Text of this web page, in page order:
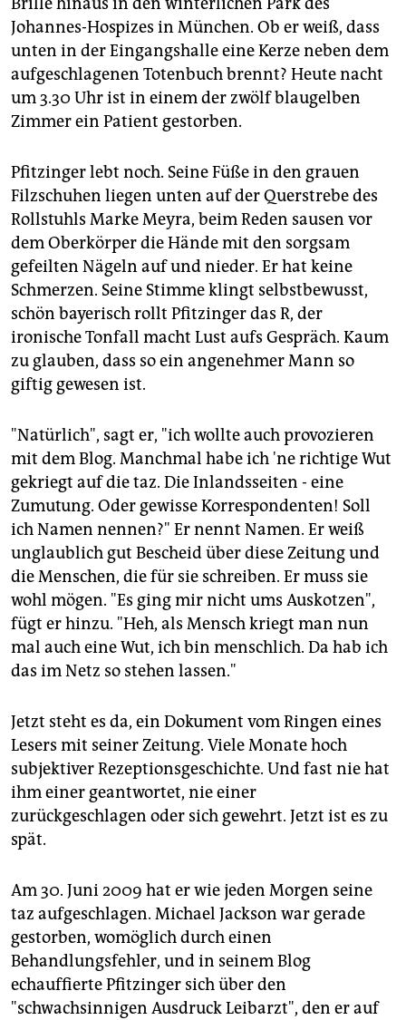
Johannes-Hospizes in München. Ob er weiß, dass
unten in der Eingangshalle eine Kerze neben dem
aufgeschlagenen Totenbuch brennt? Heute nacht
um 3.30 Uhr ist in einem der zwölf blaugelben
Zimmer ein Patient gestorben.
Pfitzinger lebt noch. Seine Füße in den grauen
Filzschuhen liegen unten auf der Querstrebe des
Rollstuhls Marke Meyra, beim Reden sausen vor
dem Oberkörper die Hände mit den sorgsam
gefeilten Nägeln auf und nieder. Er hat keine
Schmerzen. Seine Stimme klingt selbstbewusst,
schön bayerisch rollt Pfitzinger das R, der
ironische Tonfall macht Lust aufs Gespräch. Kaum
zu glauben, dass so ein angenehmer Mann so
giftig gewesen ist.
"Natürlich", sagt er, "ich wollte auch provozieren
mit dem Blog. Manchmal habe ich 'ne richtige Wut
gekriegt auf die taz. Die Inlandsseiten - eine
Zumutung. Oder gewisse Korrespondenten! Soll
ich Namen nennen?" Er nennt Namen. Er weiß
unglaublich gut Bescheid über diese Zeitung und
die Menschen, die für sie schreiben. Er muss sie
wohl mögen. "Es ging mir nicht ums Auskotzen",
fügt er hinzu. "Heh, als Mensch kriegt man nun
mal auch eine Wut, ich bin menschlich. Da hab ich
das im Netz so stehen lassen."
Jetzt steht es da, ein Dokument vom Ringen eines
Lesers mit seiner Zeitung. Viele Monate hoch
subjektiver Rezeptionsgeschichte. Und fast nie hat
ihm einer geantwortet, nie einer
zurückgeschlagen oder sich gewehrt. Jetzt ist es zu
spät.
Am 30. Juni 2009 hat er wie jeden Morgen seine
taz aufgeschlagen. Michael Jackson war gerade
gestorben, womöglich durch einen
Behandlungsfehler, und in seinem Blog
echauffierte Pfitzinger sich über den
"schwachsinnigen Ausdruck Leibarzt", den er auf